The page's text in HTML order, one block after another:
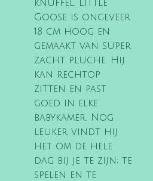
knuffel. Little
Goose is ongeveer
18 cm hoog en
gemaakt van super
zacht pluche. Hij
kan rechtop
zitten en past
goed in elke
babykamer. Nog
leuker vindt hij
het om de hele
dag bij je te zijn; te
spelen en te